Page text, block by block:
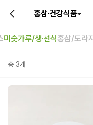
홍삼·건강식품
미숫가루/생·선식홍삼/도라지
총 3개